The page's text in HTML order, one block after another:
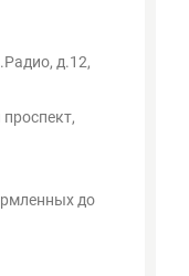
д.12,
до